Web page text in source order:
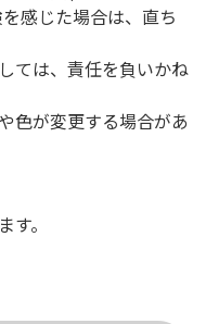
感じた場合は、直ち
ては、責任を負いかね
色が変更する場合があ
。